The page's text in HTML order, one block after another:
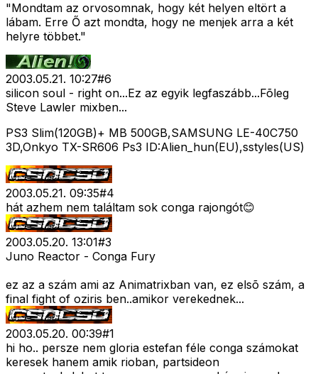
"Mondtam az orvosomnak, hogy két helyen eltört a
lábam. Erre Ő azt mondta, hogy ne menjek arra a két
helyre többet."
2003.05.21. 10:27#6
silicon soul - right on...Ez az egyik legfaszább...Fõleg
Steve Lawler mixben...
PS3 Slim(120GB)+ MB 500GB,SAMSUNG LE-40C750
3D,Onkyo TX-SR606 Ps3 ID:Alien_hun(EU),sstyles(US)
2003.05.21. 09:35#4
hát azhem nem találtam sok conga rajongót😊
2003.05.20. 13:01#3
Juno Reactor - Conga Fury
ez az a szám ami az Animatrixban van, ez elsõ szám, a
final fight of oziris ben..amikor verekednek...
2003.05.20. 00:39#1
hi ho.. persze nem gloria estefan féle conga számokat
keresek hanem amik rioban, partsideon